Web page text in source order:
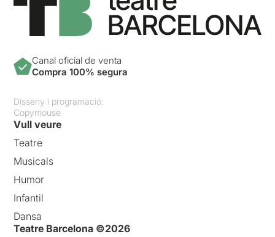
Canal oficial de venta
Compra 100% segura
Disseny i programació:
Copymouse
Vull veure
Teatre
Musicals
Humor
Infantil
Dansa
Teatre Barcelona ©2026